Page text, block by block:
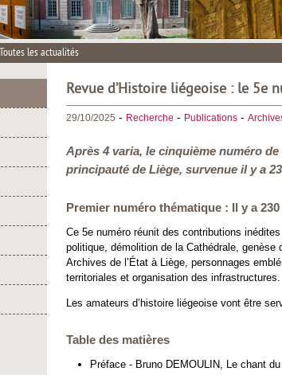
Toutes les actualités
Revue d’Histoire liégeoise : le 5e
29/10/2025 - Recherche - Publications -
Après 4 varia, le cinquième numéro de
principauté de Liège, survenue il y a
Premier numéro thématique : Il y a
Ce 5e numéro réunit des contributions
politique, démolition de la Cathédrale, genèse
Archives de l’État à Liège, personnages
territoriales et organisation des infrastructures.
Les amateurs d’histoire liégeoise vont être
Table des matières
Préface - Bruno DEMOULIN, Le chant